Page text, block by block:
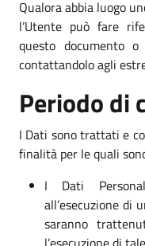
Qualora abbia luogo
l’Utente può fare
questo documento
contattandolo agli
Periodo di
I Dati sono trattati e
finalità per le quali
I Dati
all’esecuzione di
saranno